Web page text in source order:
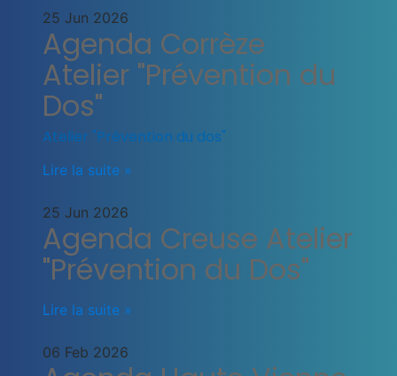
25 Jun 2026
Agenda Corrèze
Atelier "Prévention du
Dos"
Atelier "Prévention du dos"
Lire la suite »
25 Jun 2026
Agenda Creuse Atelier
"Prévention du Dos"
Lire la suite »
06 Feb 2026